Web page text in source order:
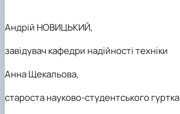
Андрій НОВИЦЬКИЙ,
завідувач кафедри надійності техніки
Анна Щекальова,
староста науково-студентського гуртка